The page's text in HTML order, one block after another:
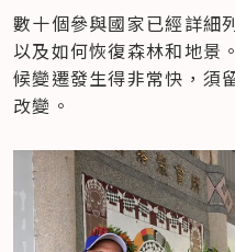
數十個參與國家已經詳細
以及如何恢復森林和地景
候變遷發生得非常快，須
改變。